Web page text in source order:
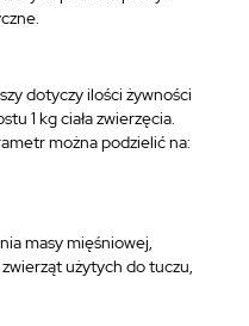
dotyczy ilości żywności
1 kg ciała zwierzęcia.
można podzielić na:
masy mięśniowej,
użytych do tuczu,